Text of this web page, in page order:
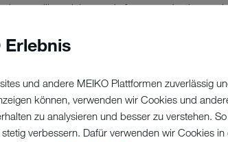
Erlebnis
und andere MEIKO Plattformen zuverlässig
können, verwenden wir Cookies und
zu analysieren und besser zu verstehen.
verbessern. Dafür verwenden wir Cookies
utilizar el tiempo de forma productiva es el
línea invita, en primer lugar, a que los
en qué se ha empleado cada hora del
como base para el aprendizaje de
la acumulación, los bloques de tiempo y la
los participantes aprendan a gestionar su
Este módulo de formación virtual también